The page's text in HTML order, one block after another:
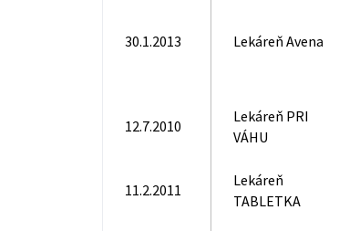
30.1.2013 Lekáreň Avena
12.7.2010
Lekáreň PRI
VÁHU
11.2.2011
Lekáreň
TABLETKA